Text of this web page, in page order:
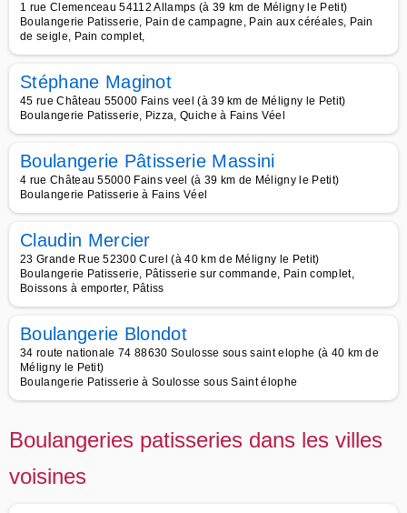
1 rue Clemenceau 54112 Allamps (à 39 km de Méligny le Petit)
Boulangerie Patisserie, Pain de campagne, Pain aux céréales, Pain
de seigle, Pain complet,
Stéphane Maginot
45 rue Château 55000 Fains veel (à 39 km de Méligny le Petit)
Boulangerie Patisserie, Pizza, Quiche à Fains Véel
Boulangerie Pâtisserie Massini
4 rue Château 55000 Fains veel (à 39 km de Méligny le Petit)
Boulangerie Patisserie à Fains Véel
Claudin Mercier
23 Grande Rue 52300 Curel (à 40 km de Méligny le Petit)
Boulangerie Patisserie, Pâtisserie sur commande, Pain complet,
Boissons à emporter, Pâtiss
Boulangerie Blondot
34 route nationale 74 88630 Soulosse sous saint elophe (à 40 km de
Méligny le Petit)
Boulangerie Patisserie à Soulosse sous Saint élophe
Boulangeries patisseries dans les villes
voisines